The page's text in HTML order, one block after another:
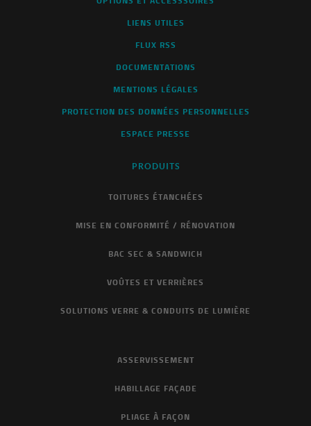
LIENS UTILES
FLUX RSS
DOCUMENTATIONS
MENTIONS LÉGALES
PROTECTION DES DONNÉES PERSONNELLES
ESPACE PRESSE
PRODUITS
TOITURES ÉTANCHÉES
MISE EN CONFORMITÉ / RÉNOVATION
BAC SEC & SANDWICH
VOÛTES ET VERRIÈRES
SOLUTIONS VERRE & CONDUITS DE LUMIÈRE
ASSERVISSEMENT
HABILLAGE FAÇADE
PLIAGE À FAÇON